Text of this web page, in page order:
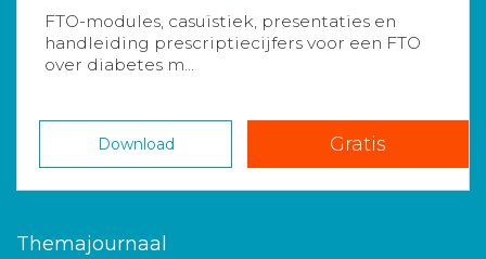
FTO-modules, casuïstiek, presentaties en
handleiding prescriptiecijfers voor een FTO
over diabetes m...
Download Gratis
Themajournaal